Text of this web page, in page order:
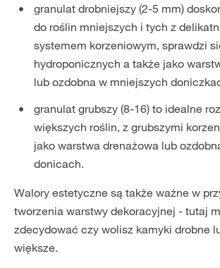
granulat drobniejszy (2-5 mm)
do roślin mniejszych i tych z
systemem korzeniowym, sprawdzi
hydroponicznych a także jako
lub ozdobna w mniejszych
granulat grubszy (8-16) to idealne
większych roślin, z grubszymi
jako warstwa drenażowa lub
donicach.
Walory estetyczne są także ważne w
tworzenia warstwy dekoracyjnej - tutaj
zdecydować czy wolisz kamyki drobne
większe.